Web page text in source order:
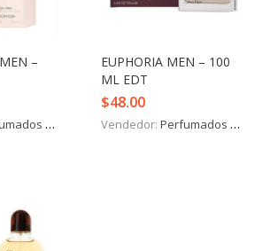
–
y más
EUPHORIA MEN – 100
ML EDT
$48.00
Vendedor: Perfumados y más